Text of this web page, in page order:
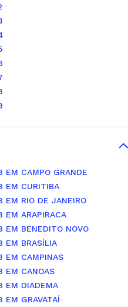
EM CAMPO GRANDE
EM CURITIBA
EM RIO DE JANEIRO
EM ARAPIRACA
EM BENEDITO NOVO
EM BRASÍLIA
EM CAMPINAS
EM CANOAS
EM DIADEMA
EM GRAVATAÍ